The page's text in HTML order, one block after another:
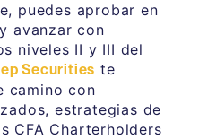
puedes aprobar en
avanzar con
niveles II y III del
Securities te
camino con
estrategias de
CFA Charterholders